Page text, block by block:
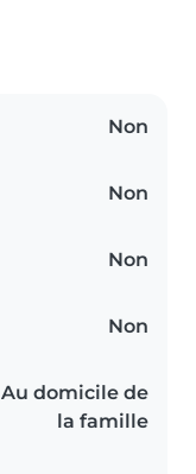
Non
Non
Non
Non
Au domicile de
la famille